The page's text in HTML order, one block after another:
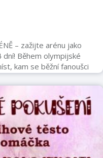
– zažijte arénu jako
Během olympijské
kam se běžní fanoušci
února
a zážitkůpřímo v
OstravaCo vás čeká?
A-týmu, kabiny hráčů,
VÍTKY HOSPITALITY
formuláře
bruslení na hlavním